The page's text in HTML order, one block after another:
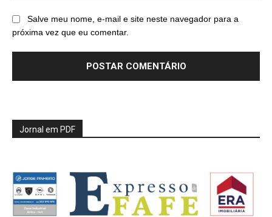
Salve meu nome, e-mail e site neste navegador para a
próxima vez que eu comentar.
Jornal em PDF